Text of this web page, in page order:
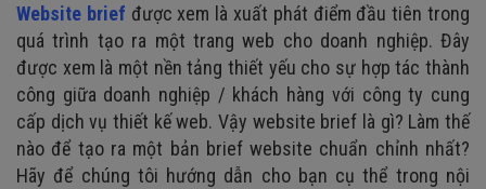
Website brief được xem là xuất phát điểm đầu tiên trong
quá trình tạo ra một trang web cho doanh nghiệp. Đây
được xem là một nền tảng thiết yếu cho sự hợp tác thành
công giữa doanh nghiệp / khách hàng với công ty cung
cấp dịch vụ thiết kế web. Vậy website brief là gì? Làm thế
nào để tạo ra một bản brief website chuẩn chỉnh nhất?
Hãy để chúng tôi hướng dẫn cho bạn cụ thể trong nội